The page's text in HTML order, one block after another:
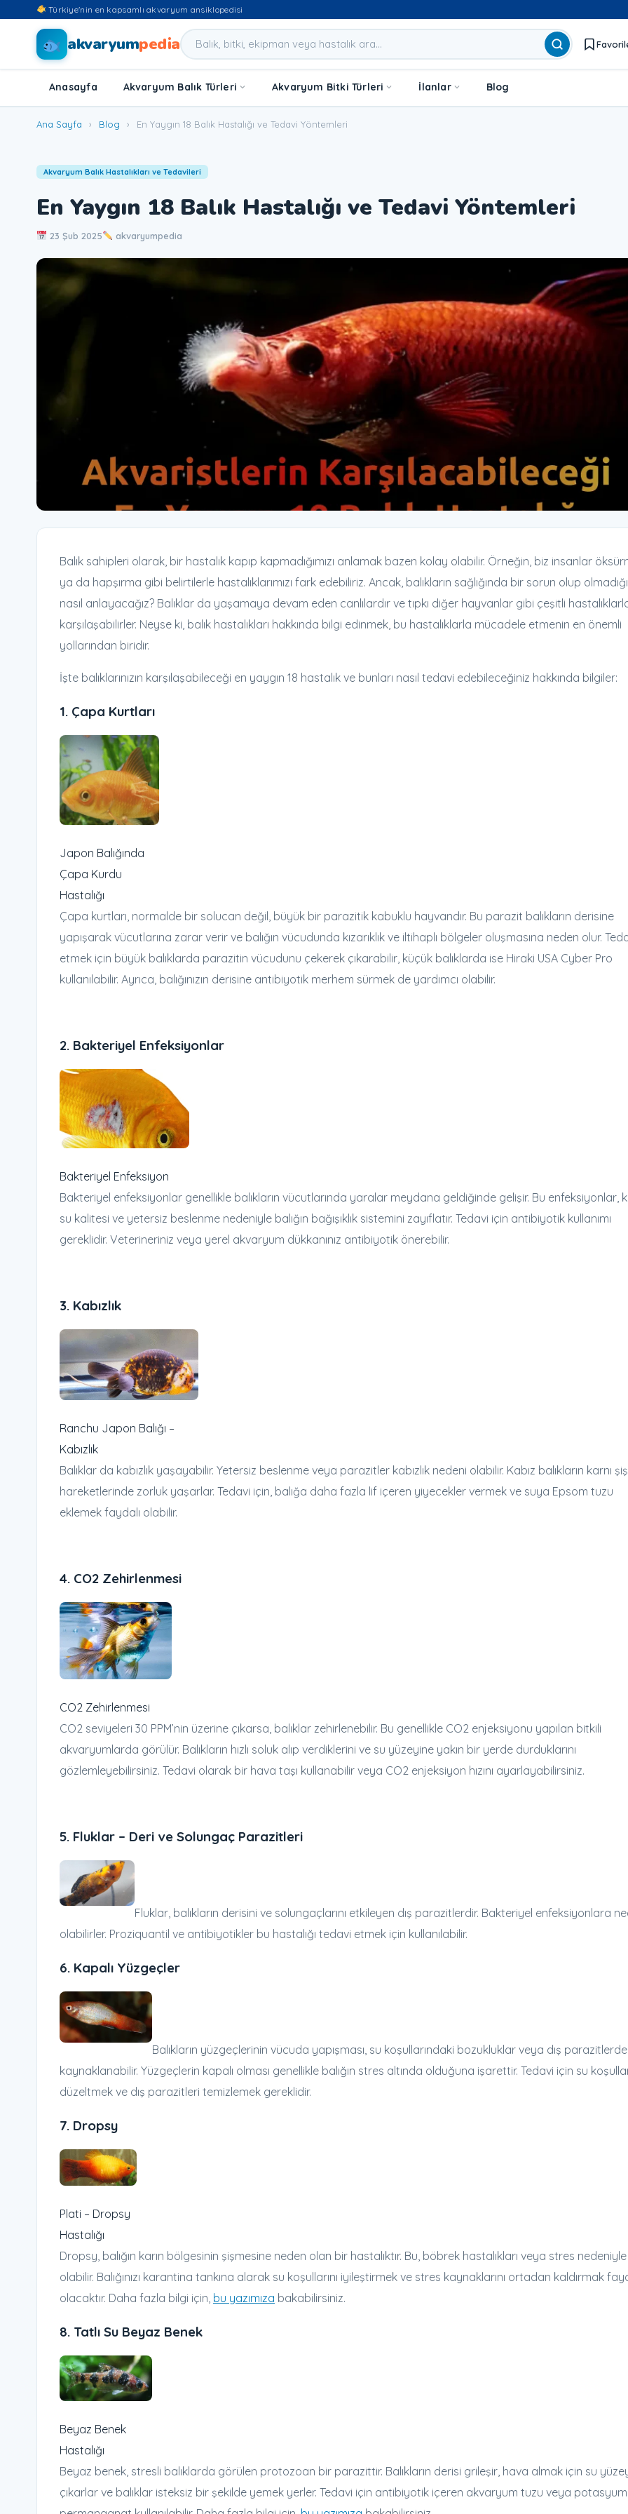
Türkiye'nin en kapsamlı akvaryum ansiklopedisi
akvaryumpedia
Anasayfa Akvaryum Balık Türleri Akvaryum Bitki Türleri İlanlar Blog
Ana Sayfa › Blog › En Yaygın 18 Balık Hastalığı ve Tedavi Yöntemleri
Akvaryum Balık Hastalıkları ve Tedavileri
En Yaygın 18 Balık Hastalığı ve Tedavi Yöntemleri
23 Şub 2025 akvaryumpedia
Balık sahipleri olarak, bir hastalık kapıp kapmadığımızı anlamak bazen kolay olabilir. Örneğin, biz insanlar
ya da hapşırma gibi belirtilerle hastalıklarımızı fark edebiliriz. Ancak, balıkların sağlığında bir sorun olup
nasıl anlayacağız? Balıklar da yaşamaya devam eden canlılardır ve tıpkı diğer hayvanlar gibi çeşitli
karşılaşabilirler. Neyse ki, balık hastalıkları hakkında bilgi edinmek, bu hastalıklarla mücadele etmenin en önemli
yollarından biridir.
İşte balıklarınızın karşılaşabileceği en yaygın 18 hastalık ve bunları nasıl tedavi edebileceğiniz hakkında bilgiler:
1. Çapa Kurtları
Japon Balığında
Çapa Kurdu
Hastalığı
Çapa kurtları, normalde bir solucan değil, büyük bir parazitik kabuklu hayvandır. Bu parazit balıkların derisine
yapışarak vücutlarına zarar verir ve balığın vücudunda kızarıklık ve iltihaplı bölgeler oluşmasına neden olur.
etmek için büyük balıklarda parazitin vücudunu çekerek çıkarabilir, küçük balıklarda ise Hiraki USA Cyber Pro
kullanılabilir. Ayrıca, balığınızın derisine antibiyotik merhem sürmek de yardımcı olabilir.
2. Bakteriyel Enfeksiyonlar
Bakteriyel Enfeksiyon
Bakteriyel enfeksiyonlar genellikle balıkların vücutlarında yaralar meydana geldiğinde gelişir. Bu enfeksiyonlar,
su kalitesi ve yetersiz beslenme nedeniyle balığın bağışıklık sistemini zayıflatır. Tedavi için antibiyotik kullanımı
gereklidir. Veterineriniz veya yerel akvaryum dükkanınız antibiyotik önerebilir.
3. Kabızlık
Ranchu Japon Balığı –
Kabızlık
Balıklar da kabızlık yaşayabilir. Yetersiz beslenme veya parazitler kabızlık nedeni olabilir. Kabız balıkların karnı
hareketlerinde zorluk yaşarlar. Tedavi için, balığa daha fazla lif içeren yiyecekler vermek ve suya Epsom tuzu
eklemek faydalı olabilir.
4. CO2 Zehirlenmesi
CO2 Zehirlenmesi
CO2 seviyeleri 30 PPM’nin üzerine çıkarsa, balıklar zehirlenebilir. Bu genellikle CO2 enjeksiyonu yapılan bitkili
akvaryumlarda görülür. Balıkların hızlı soluk alıp verdiklerini ve su yüzeyine yakın bir yerde durduklarını
gözlemleyebilirsiniz. Tedavi olarak bir hava taşı kullanabilir veya CO2 enjeksiyon hızını ayarlayabilirsiniz.
5. Fluklar – Deri ve Solungaç Parazitleri
Fluklar, balıkların derisini ve solungaçlarını etkileyen dış parazitlerdir. Bakteriyel enfeksiyonlara
olabilirler. Proziquantil ve antibiyotikler bu hastalığı tedavi etmek için kullanılabilir.
6. Kapalı Yüzgeçler
Balıkların yüzgeçlerinin vücuda yapışması, su koşullarındaki bozukluklar veya dış
kaynaklanabilir. Yüzgeçlerin kapalı olması genellikle balığın stres altında olduğuna işarettir. Tedavi için su
düzeltmek ve dış parazitleri temizlemek gereklidir.
7. Dropsy
Plati – Dropsy
Hastalığı
Dropsy, balığın karın bölgesinin şişmesine neden olan bir hastalıktır. Bu, böbrek hastalıkları veya stres nedeniyle
olabilir. Balığınızı karantina tankına alarak su koşullarını iyileştirmek ve stres kaynaklarını ortadan kaldırmak
olacaktır. Daha fazla bilgi için, bu yazımıza bakabilirsiniz.
8. Tatlı Su Beyaz Benek
Beyaz Benek
Hastalığı
Beyaz benek, stresli balıklarda görülen protozoan bir parazittir. Balıkların derisi grileşir, hava almak için su
çıkarlar ve balıklar isteksiz bir şekilde yemek yerler. Tedavi için antibiyotik içeren akvaryum tuzu veya potasyum